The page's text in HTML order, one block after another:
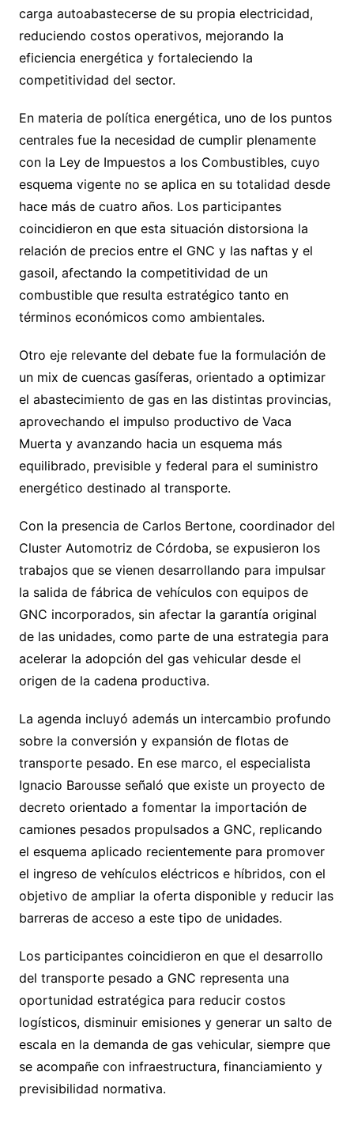
carga autoabastecerse de su propia electricidad,
reduciendo costos operativos, mejorando la
eficiencia energética y fortaleciendo la
competitividad del sector.
En materia de política energética, uno de los puntos
centrales fue la necesidad de cumplir plenamente
con la Ley de Impuestos a los Combustibles, cuyo
esquema vigente no se aplica en su totalidad desde
hace más de cuatro años. Los participantes
coincidieron en que esta situación distorsiona la
relación de precios entre el GNC y las naftas y el
gasoil, afectando la competitividad de un
combustible que resulta estratégico tanto en
términos económicos como ambientales.
Otro eje relevante del debate fue la formulación de
un mix de cuencas gasíferas, orientado a optimizar
el abastecimiento de gas en las distintas provincias,
aprovechando el impulso productivo de Vaca
Muerta y avanzando hacia un esquema más
equilibrado, previsible y federal para el suministro
energético destinado al transporte.
Con la presencia de Carlos Bertone, coordinador del
Cluster Automotriz de Córdoba, se expusieron los
trabajos que se vienen desarrollando para impulsar
la salida de fábrica de vehículos con equipos de
GNC incorporados, sin afectar la garantía original
de las unidades, como parte de una estrategia para
acelerar la adopción del gas vehicular desde el
origen de la cadena productiva.
La agenda incluyó además un intercambio profundo
sobre la conversión y expansión de flotas de
transporte pesado. En ese marco, el especialista
Ignacio Barousse señaló que existe un proyecto de
decreto orientado a fomentar la importación de
camiones pesados propulsados a GNC, replicando
el esquema aplicado recientemente para promover
el ingreso de vehículos eléctricos e híbridos, con el
objetivo de ampliar la oferta disponible y reducir las
barreras de acceso a este tipo de unidades.
Los participantes coincidieron en que el desarrollo
del transporte pesado a GNC representa una
oportunidad estratégica para reducir costos
logísticos, disminuir emisiones y generar un salto de
escala en la demanda de gas vehicular, siempre que
se acompañe con infraestructura, financiamiento y
previsibilidad normativa.